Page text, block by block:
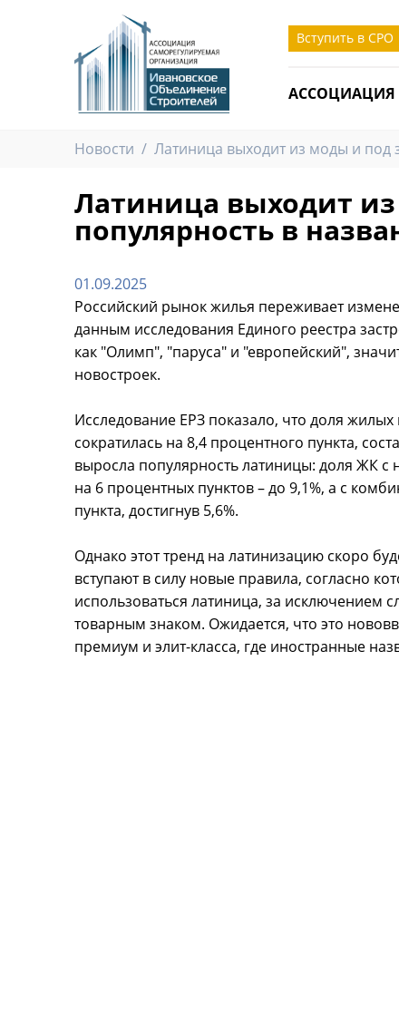
Вступить в СРО
АССОЦИАЦИЯ
Новости / Латиница выходит из моды и под
Латиница выходит
популярность в
01.09.2025
Российский рынок жилья переживает
данным исследования Единого реестра
как "Олимп", "паруса" и "европейский",
новостроек.
Исследование ЕРЗ показало, что доля
сократилась на 8,4 процентного пункта,
выросла популярность латиницы: доля ЖК с
на 6 процентных пунктов – до 9,1%, а с
пункта, достигнув 5,6%.
Однако этот тренд на латинизацию скоро
вступают в силу новые правила, согласно
использоваться латиница, за исключением
товарным знаком. Ожидается, что это
премиум и элит-класса, где иностранные
Роспотребнадзор утвердил новые
санитарные правила для условий труда